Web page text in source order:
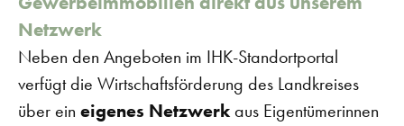
Netzwerk
Neben den Angeboten im IHK-Standortportal
verfügt die Wirtschaftsförderung des Landkreises
über ein eigenes Netzwerk aus Eigentümerinnen